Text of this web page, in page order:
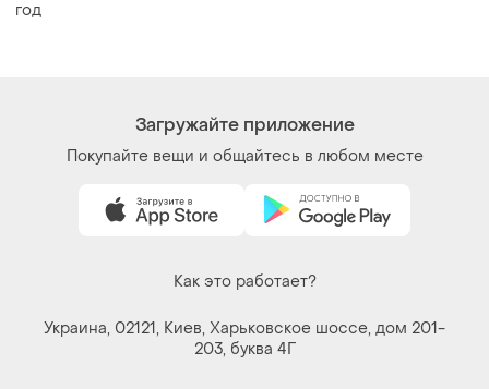
год
Загружайте приложение
Покупайте вещи и общайтесь в любом месте
Как это работает?
Украина, 02121, Киев, Харьковское шоссе, дом 201-
203, буква 4Г